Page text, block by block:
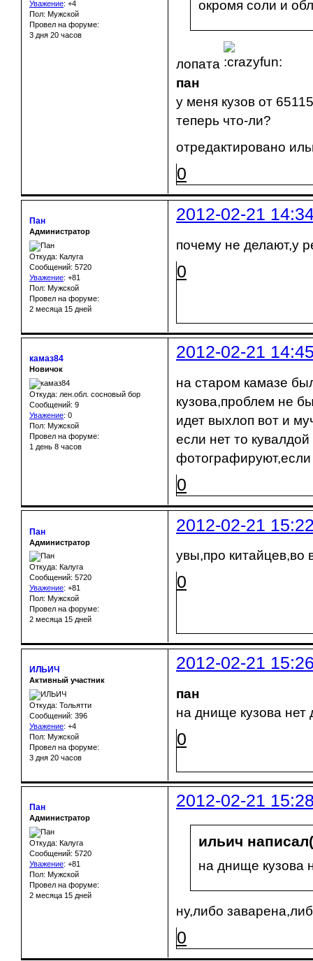
Уважение: +4
Пол: Мужской
Провел на форуме:
3 дня 20 часов
окромя соли и
лопата
пан
у меня кузов от
теперь что-ли?
отредактировано
0
2012-02-21
Пан
Администратор
Откуда: Калуга
Сообщений: 5720
Уважение: +81
Пол: Мужской
Провел на форуме:
2 месяца 15 дней
почему не делают,у
0
2012-02-21
камаз84
Новичок
Откуда: лен.обл. сосновый бор
Сообщений: 9
Уважение: 0
Пол: Мужской
Провел на форуме:
1 день 8 часов
на старом камазе
кузова,проблем не
идет выхлоп вот и
если нет то
0
2012-02-21
Пан
Администратор
Откуда: Калуга
Сообщений: 5720
Уважение: +81
Пол: Мужской
Провел на форуме:
2 месяца 15 дней
увы,про китайцев,во
0
2012-02-21
ИЛЬИЧ
Активный участник
Откуда: Тольятти
Сообщений: 396
Уважение: +4
Пол: Мужской
Провел на форуме:
3 дня 20 часов
пан
на днище кузова нет
0
2012-02-21
Пан
Администратор
Откуда: Калуга
Сообщений: 5720
Уважение: +81
Пол: Мужской
Провел на форуме:
2 месяца 15 дней
ильич
на днище кузова
ну,либо
0